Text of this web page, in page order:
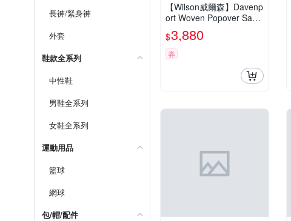
長褲/緊身褲
外套
鞋款全系列
中性鞋
男鞋全系列
女鞋全系列
運動用品
籃球
網球
包/帽/配件
【Wilson威爾森】Davenp
ort Woven Popover Sand
rift / Ally Blue 女款 服飾
外套 白色 WW00210W00
2001
$3,880
券